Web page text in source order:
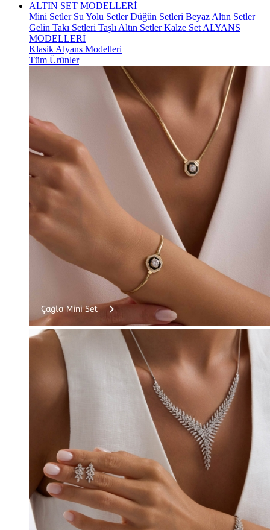
ALTIN SET MODELLERİ
Mini Setler Su Yolu SetlerDüğün Setleri Beyaz Altın Setler
Gelin Takı Setleri Taşlı Altın SetlerKalze Set ALYANS
MODELLERİ
Klasik Alyans Modelleri
Tüm Ürünler